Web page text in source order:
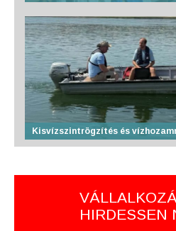
Kisvízszintrögzítés és
HIRDESSEN